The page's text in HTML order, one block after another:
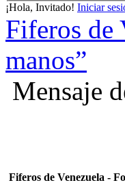
¡Hola, Invitado! Iniciar
Fiferos de
manos”
Mensaje
Fiferos de Venezuela -